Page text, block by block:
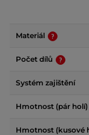
Materiál
Počet dílů
Systém zajištění
Hmotnost (pár holí)
Hmotnost (kusové